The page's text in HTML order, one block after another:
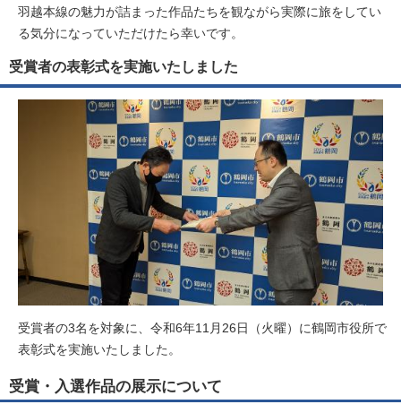
羽越本線の魅力が詰まった作品たちを観ながら実際に旅をしてい
る気分になっていただけたら幸いです。
受賞者の表彰式を実施いたしました
受賞者の3名を対象に、令和6年11月26日（火曜）に鶴岡市役所で
表彰式を実施いたしました。
受賞・入選作品の展示について